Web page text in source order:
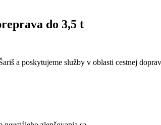
do 3,5 t
a poskytujeme služby v oblasti cestnej